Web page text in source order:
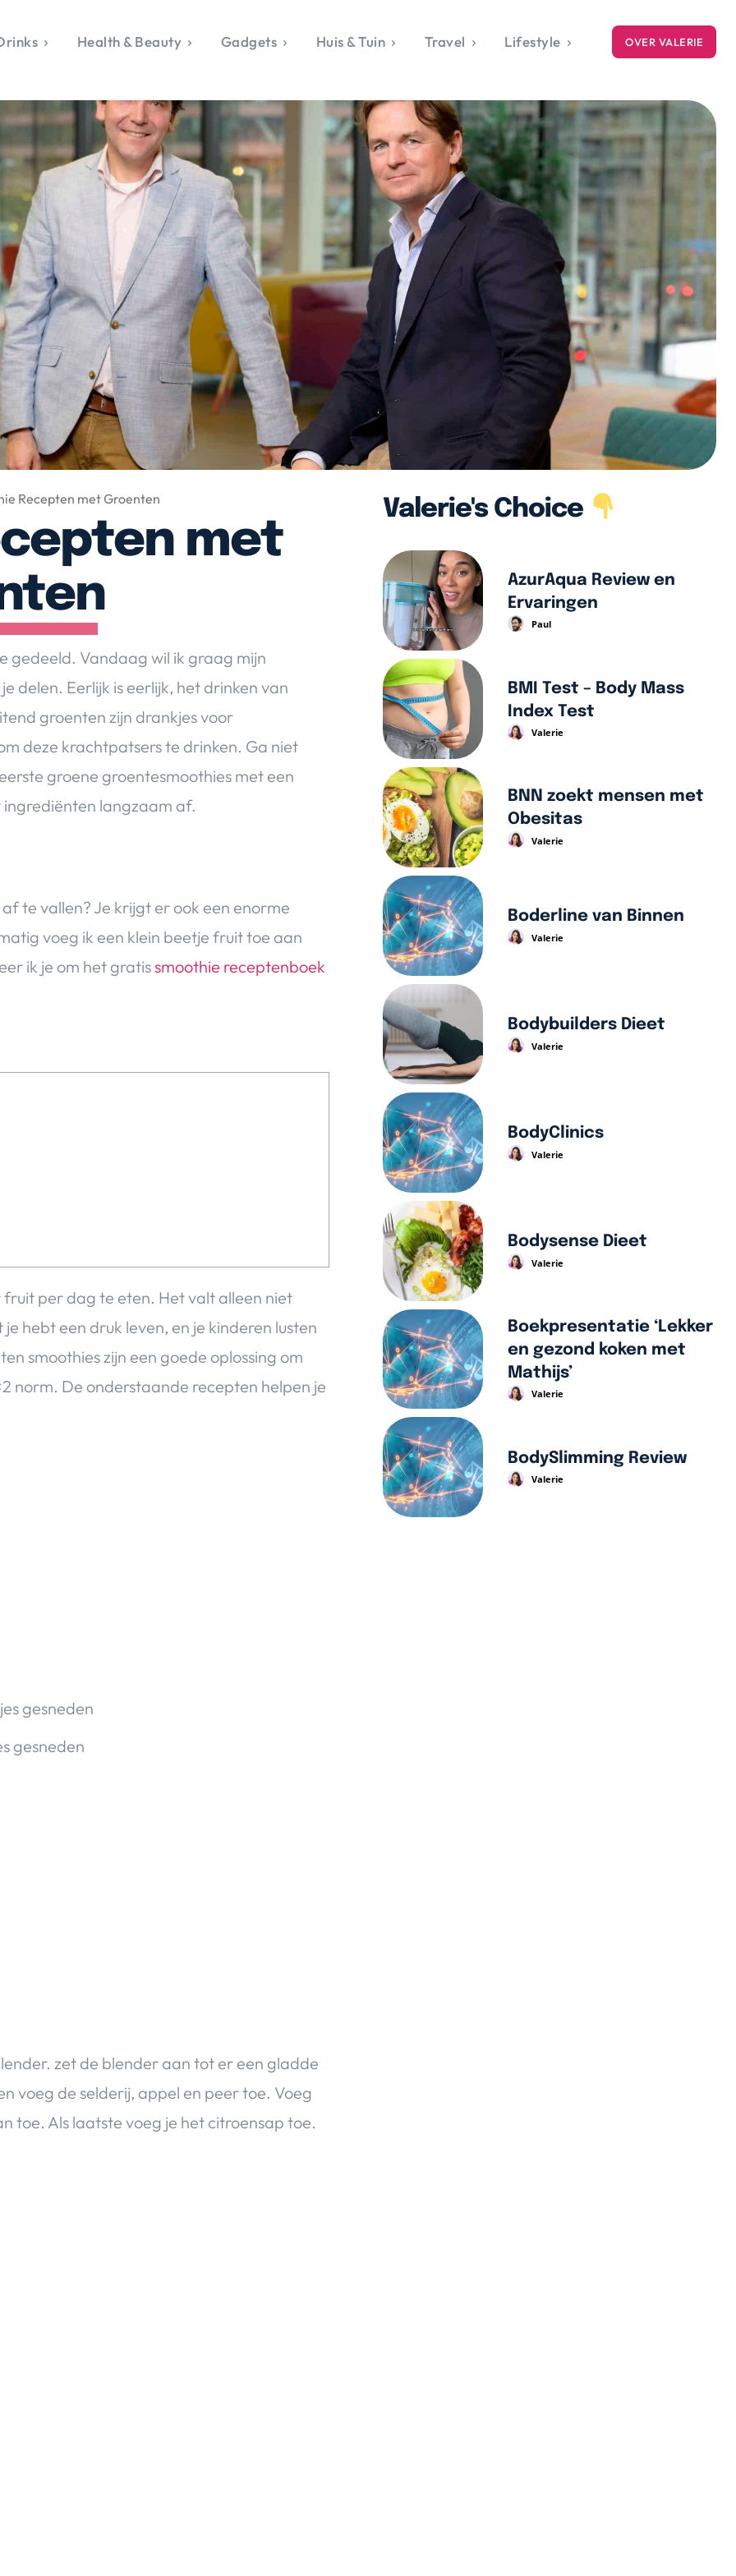
Culture
& Opmerkelijk
Sport &
& Tech
Valerie
Beauty
& Media
Over Valerie
De Top 5
Contact
Food & Drinks
Health & BeautyGadgets
Huis & Tuin
TravelLifestyle
Health & Beauty Gadgets Huis & Tuin Travel Lifestyle OVER VALERIE
Recepten met Groenten
met
gedeeld. Vandaag wil ik graag mijn
delen. Eerlijk is eerlijk, het drinken van
groenten zijn drankjes voor
deze krachtpatsers te drinken. Ga niet
groene groentesmoothies met een
langzaam af.
te vallen? Je krijgt er ook een enorme
voeg ik een klein beetje fruit toe aan
ik je om het gratissmoothie receptenboek
per dag te eten. Het valt alleen niet
hebt een druk leven, en je kinderen lusten
smoothies zijn een goede oplossing om
norm. De onderstaande recepten helpen je
gesneden
gesneden
zet de blender aan tot er een gladde
voeg de selderij, appel en peer toe. Voeg
toe. Als laatste voeg je het citroensap toe.
Valerie's Choice
AzurAqua Review en
Ervaringen
Paul
BMI Test – Body Mass
Index Test
Valerie
BNN zoekt mensen met
Obesitas
Valerie
Boderline van Binnen
Valerie
Bodybuilders Dieet
Valerie
BodyClinics
Valerie
Bodysense Dieet
Valerie
Boekpresentatie ‘Lekker
en gezond koken met
Mathijs’
Valerie
BodySlimming Review
Valerie